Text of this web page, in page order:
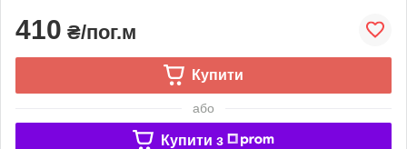
410 ₴/пог.м
Купити
або
Купити з